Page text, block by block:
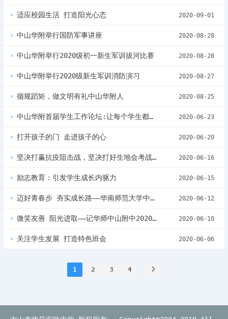
适应校园生活 打造阳光心态 2020-09-01
中山华附举行国防军事讲座 2020-08-28
中山华附举行2020级初一新生军训拔河比赛 2020-08-28
中山华附举行2020级新生军训消防演习 2020-08-27
循规蹈矩，做文明有礼中山华附人 2020-08-25
中山华附首届学生工作论坛:让每个学生都有自己应有的样子 2020-06-23
打开孩子的门 走进孩子的心 2020-06-20
坚决打赢抗疫阻击战，坚决打好生地会考战---初二年级召开返校教育大会 ​ 2020-06-16
励志教育：引发学生成长内驱力 2020-06-15
迈好青春步 夯实成长路——华南师范大学中山附属小学青春期知识讲座 2020-06-12
微笑友善 阳光进取——记华师中山附中2020年心理健康活动月活动 2020-06-10
关注学生发展 打造特色班会 2020-06-06
1 2 3 4